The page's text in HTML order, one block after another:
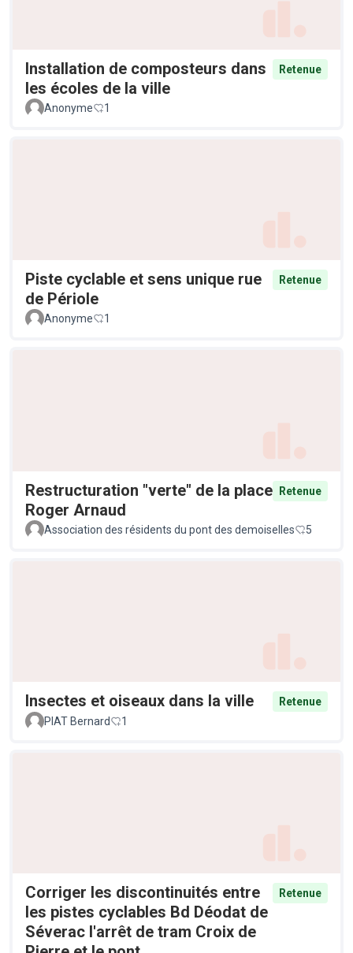
Installation de composteurs dans
les écoles de la ville
Retenue
Anonyme 1
Piste cyclable et sens unique rue
de Périole
Retenue
Anonyme 1
Restructuration "verte" de la place
Roger Arnaud
Retenue
Association des résidents du pont des demoiselles 5
Insectes et oiseaux dans la ville
Retenue
PIAT Bernard
1
Corriger les discontinuités entre
les pistes cyclables Bd Déodat de
Séverac l'arrêt de tram Croix de
Retenue